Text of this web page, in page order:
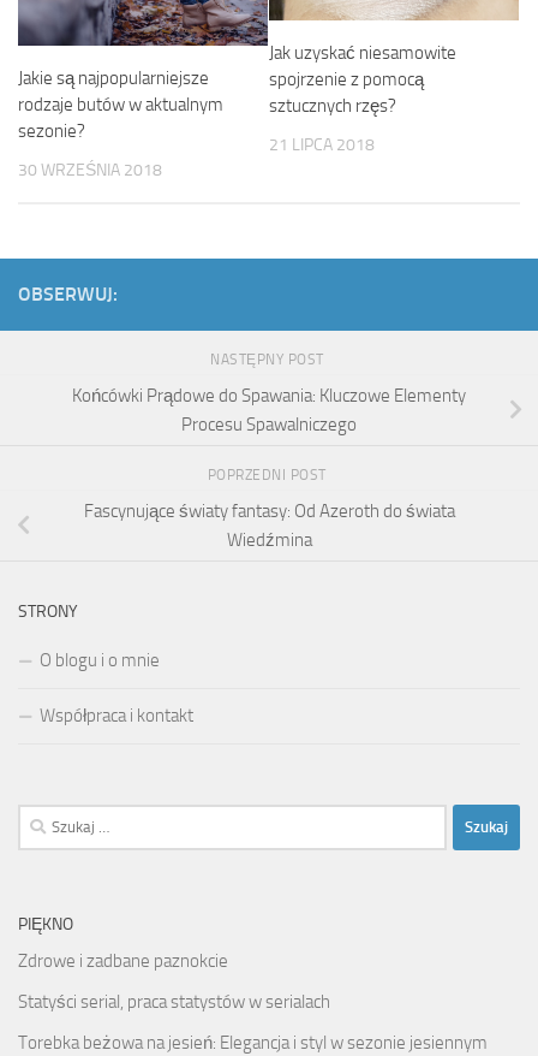
Jakie są najpopularniejsze
rodzaje butów w aktualnym
sezonie?
30 WRZEŚNIA 2018
Jak uzyskać niesamowite
spojrzenie z pomocą
sztucznych rzęs?
21 LIPCA 2018
OBSERWUJ:
NASTĘPNY POST
Końcówki Prądowe do Spawania: Kluczowe Elementy
Procesu Spawalniczego
POPRZEDNI POST
Fascynujące światy fantasy: Od Azeroth do świata
Wiedźmina
STRONY
O blogu i o mnie
Współpraca i kontakt
Szukaj:
PIĘKNO
Zdrowe i zadbane paznokcie
Statyści serial, praca statystów w serialach
Torebka beżowa na jesień: Elegancja i styl w sezonie jesiennym